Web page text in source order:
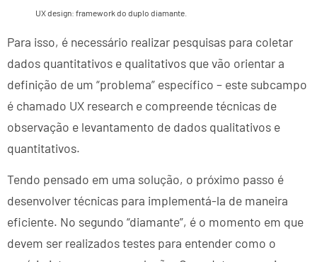
UX design: framework do duplo diamante.
Para isso, é necessário realizar pesquisas para coletar
dados quantitativos e qualitativos que vão orientar a
definição de um “problema” específico – este subcampo
é chamado UX research e compreende técnicas de
observação e levantamento de dados qualitativos e
quantitativos.
Tendo pensado em uma solução, o próximo passo é
desenvolver técnicas para implementá-la de maneira
eficiente. No segundo “diamante”, é o momento em que
devem ser realizados testes para entender como o